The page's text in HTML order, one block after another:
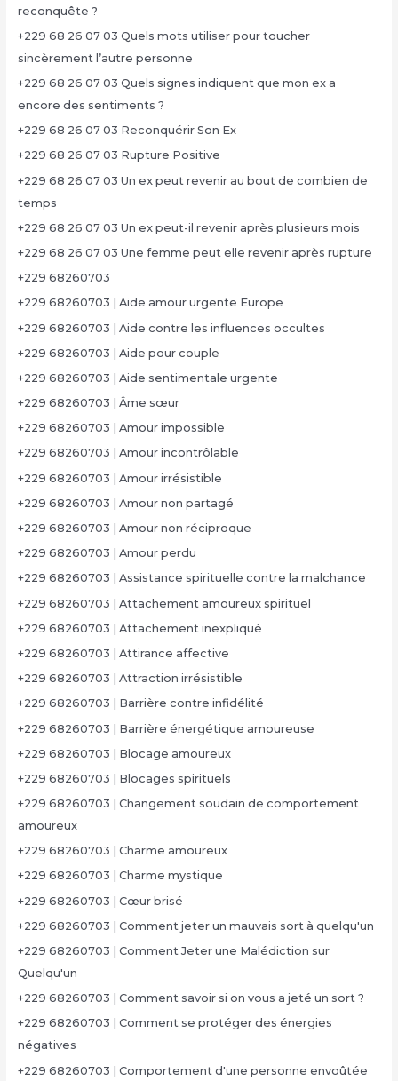
reconquête ?
+229 68 26 07 03 Quels mots utiliser pour toucher
sincèrement l’autre personne
+229 68 26 07 03 Quels signes indiquent que mon ex a
encore des sentiments ?
+229 68 26 07 03 Reconquérir Son Ex
+229 68 26 07 03 Rupture Positive
+229 68 26 07 03 Un ex peut revenir au bout de combien de
temps
+229 68 26 07 03 Un ex peut-il revenir après plusieurs mois
+229 68 26 07 03 Une femme peut elle revenir après rupture
+229 68260703
+229 68260703 | Aide amour urgente Europe
+229 68260703 | Aide contre les influences occultes
+229 68260703 | Aide pour couple
+229 68260703 | Aide sentimentale urgente
+229 68260703 | Âme sœur
+229 68260703 | Amour impossible
+229 68260703 | Amour incontrôlable
+229 68260703 | Amour irrésistible
+229 68260703 | Amour non partagé
+229 68260703 | Amour non réciproque
+229 68260703 | Amour perdu
+229 68260703 | Assistance spirituelle contre la malchance
+229 68260703 | Attachement amoureux spirituel
+229 68260703 | Attachement inexpliqué
+229 68260703 | Attirance affective
+229 68260703 | Attraction irrésistible
+229 68260703 | Barrière contre infidélité
+229 68260703 | Barrière énergétique amoureuse
+229 68260703 | Blocage amoureux
+229 68260703 | Blocages spirituels
+229 68260703 | Changement soudain de comportement
amoureux
+229 68260703 | Charme amoureux
+229 68260703 | Charme mystique
+229 68260703 | Cœur brisé
+229 68260703 | Comment jeter un mauvais sort à quelqu'un
+229 68260703 | Comment Jeter une Malédiction sur
Quelqu'un
+229 68260703 | Comment savoir si on vous a jeté un sort ?
+229 68260703 | Comment se protéger des énergies
négatives
+229 68260703 | Comportement d'une personne envoûtée